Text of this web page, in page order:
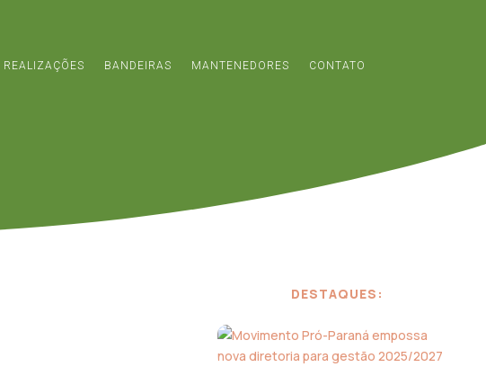
REALIZAÇÕES BANDEIRAS MANTENEDORES CONTATO
DESTAQUES: